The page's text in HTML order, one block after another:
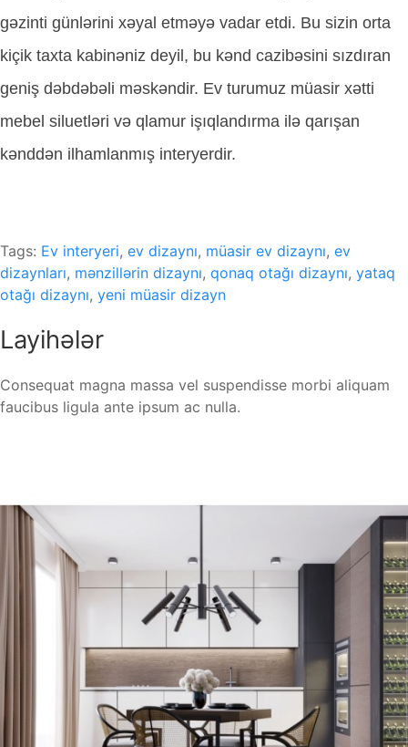
gəzinti günlərini xəyal etməyə vadar etdi. Bu sizin orta
kiçik taxta kabinəniz deyil, bu kənd cazibəsini sızdıran
geniş dəbdəbəli məskəndir. Ev turumuz müasir xətti
mebel siluetləri və qlamur işıqlandırma ilə qarışan
kənddən ilhamlanmış interyerdir.
Tags: Ev interyeri, ev dizaynı, müasir ev dizaynı, ev
dizaynları, mənzillərin dizaynı, qonaq otağı dizaynı, yataq
otağı dizaynı, yeni müasir dizayn
Layihələr
Consequat magna massa vel suspendisse morbi aliquam
faucibus ligula ante ipsum ac nulla.